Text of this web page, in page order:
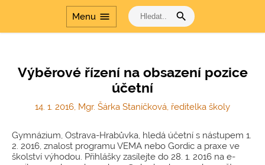
Menu menu search
laboratoře v
gymnáziích
profesnímu rozvoji
Šablony
Dvakrát měř a jednou
Cesta dějinami a Cesta
dějinami - období
Výběrové řízení na obsazení pozice
účetní
14. 1. 2016, Mgr. Šárka Staníčková, ředitelka školy
Gymnázium, Ostrava-Hrabůvka, hledá účetní s nástupem 1.
2. 2016, znalost programu VEMA nebo Gordic a praxe ve
školství výhodou. Přihlášky zasílejte do 28. 1. 2016 na e-